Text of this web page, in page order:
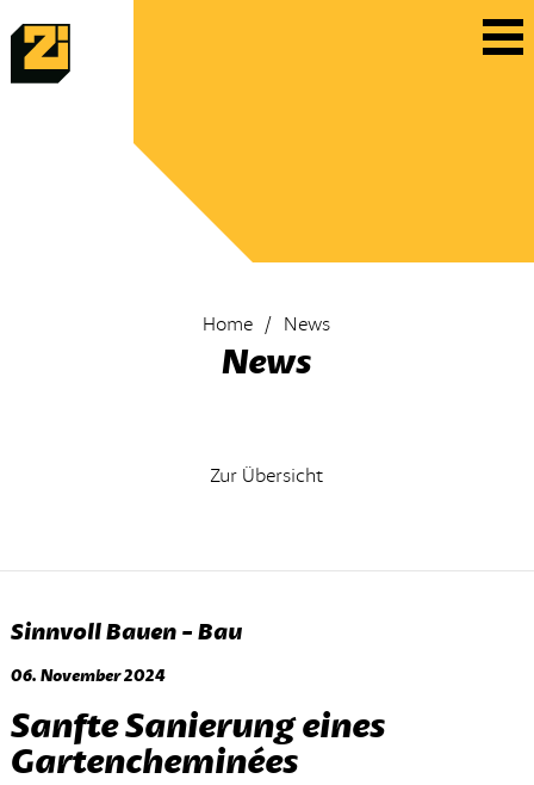
Home News
News
Zur Übersicht
Sinnvoll Bauen - Bau
06. November 2024
Sanfte Sanierung eines
Gartencheminées